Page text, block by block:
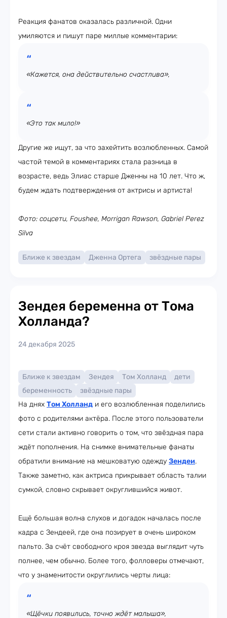
Реакция фанатов оказалась различной. Одни
умиляются и пишут паре миллые комментарии:
«Кажется, она действительно счастлива»,
«Это так мило!»
Другие же ищут, за что захейтить возлюбленных. Самой
частой темой в комментариях стала разница в
возрасте, ведь Элиас старше Дженны на 10 лет. Что ж,
будем ждать подтверждения от актрисы и артиста!
Фото: соцсети, Foushee, Morrigan Rawson, Gabriel Perez
Silva
Ближе к звездам Дженна Ортега звёздные пары
Зендея беременна от Тома
Холланда?
24 декабря 2025
Ближе к звездам Зендея Том Холланд
дети
беременность
звёздные пары
На днях Том Холланд и его возлюбленная поделились
фото с родителями актёра. После этого пользователи
сети стали активно говорить о том, что звёздная пара
ждёт пополнения. На снимке внимательные фанаты
обратили внимание на мешковатую одежду Зендеи.
Также заметно, как актриса прикрывает область талии
сумкой, словно скрывает округлившийся живот.
Ещё большая волна слухов и догадок началась после
кадра с Зендеей, где она позирует в очень широком
пальто. За счёт свободного кроя звезда выглядит чуть
полнее, чем обычно. Более того, фолловеры отмечают,
что у знаменитости округлились черты лица:
«Щёчки появились, точно ждёт малыша»,